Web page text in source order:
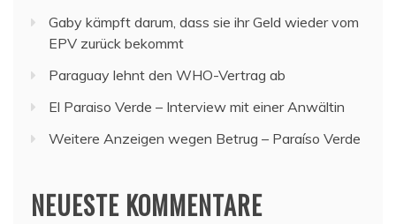
Gaby kämpft darum, dass sie ihr Geld wieder vom
EPV zurück bekommt
Paraguay lehnt den WHO-Vertrag ab
El Paraiso Verde – Interview mit einer Anwältin
Weitere Anzeigen wegen Betrug – Paraíso Verde
NEUESTE KOMMENTARE